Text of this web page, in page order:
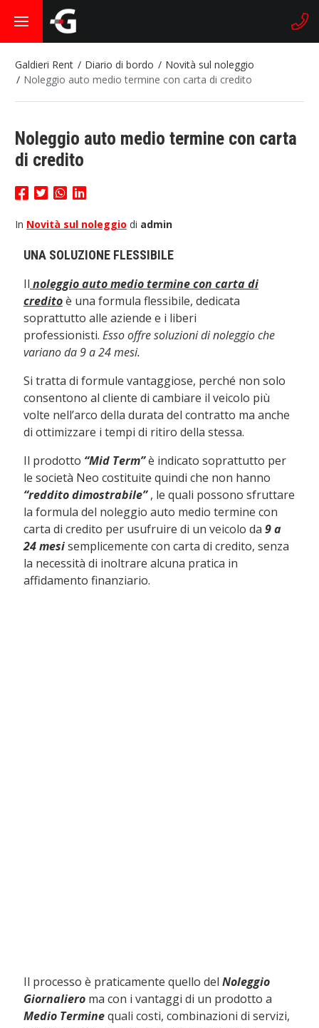
Galdieri Rent Diario di bordo
Novità sul noleggio
Noleggio auto medio termine con carta di credito
Noleggio auto medio termine con carta
di credito
In Novità sul noleggio di admin
UNA SOLUZIONE FLESSIBILE
Il noleggio auto medio termine con carta di
creditoè una formula flessibile, dedicata
soprattutto alle aziende e i liberi
professionisti. Esso offre soluzioni di noleggio che
variano da 9 a 24 mesi.
Si tratta di formule vantaggiose, perché non solo
consentono al cliente di cambiare il veicolo più
volte nell’arco della durata del contratto ma anche
di ottimizzare i tempi di ritiro della stessa.
Il prodotto “Mid Term”è indicato soprattutto per
le società Neo costituite quindi che non hanno
“reddito dimostrabile” , le quali possono sfruttare
la formula del noleggio auto medio termine con
carta di credito per usufruire di un veicolo da 9 a
24 mesisemplicemente con carta di credito, senza
la necessità di inoltrare alcuna pratica in
affidamento finanziario.
Il processo è praticamente quello del Noleggio
Giornalieroma con i vantaggi di un prodotto a
Medio Terminequali costi, combinazioni di servizi,